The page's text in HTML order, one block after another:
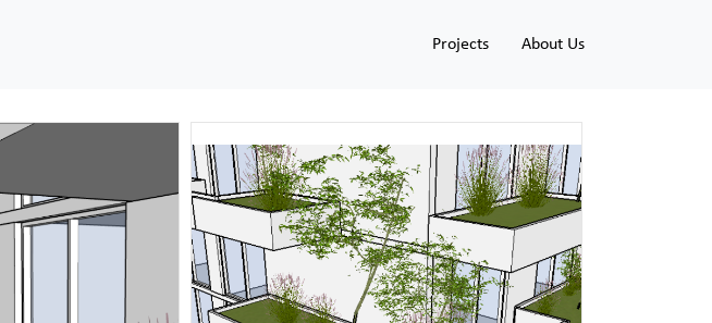
Projects About Us